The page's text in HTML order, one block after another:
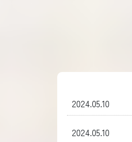
2024.05.10
2024.05.10